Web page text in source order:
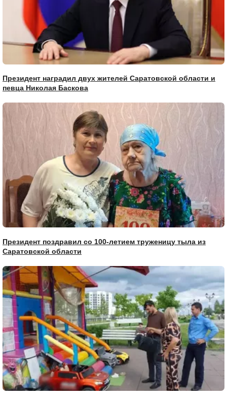
Президент наградил двух жителей Саратовской области и
певца Николая Баскова
Президент поздравил со 100-летием труженицу тыла из
Саратовской области